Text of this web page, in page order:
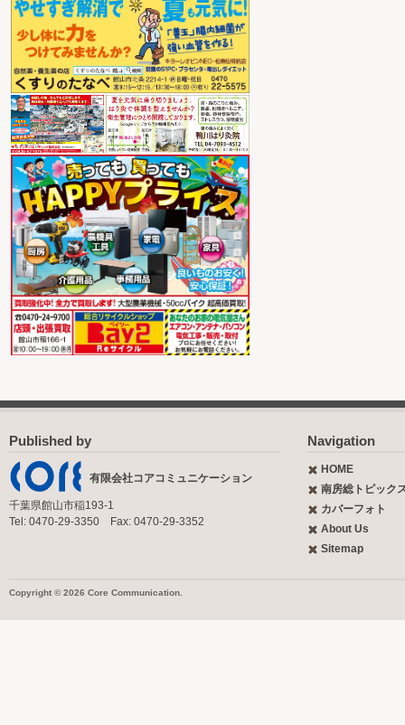
Published by
有限会社コアコミュニケーション
千葉県館山市稲193-1
Tel: 0470-29-3350 Fax: 0470-29-3352
Navigation
HOME
南房総トピック
カバーフォト
About Us
Sitemap
Copyright © 2026 Core Communication.